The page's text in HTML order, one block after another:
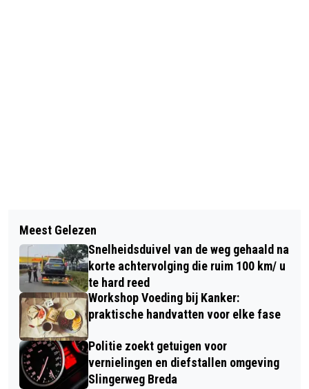
VORIG JAAR DRUKKER OP
NEDERLANDSE SNELWEGEN DAN JAAR
EERDER
BEELDEN SCHIETPARTIJ BIJ
SPORTSCHOOL IN BREDA IN
OPSPORING VERZOCHT
Meest Gelezen
Snelheidsduivel van de weg gehaald na
korte achtervolging die ruim 100 km/ u
te hard reed
Workshop Voeding bij Kanker:
praktische handvatten voor elke fase
Politie zoekt getuigen voor
vernielingen en diefstallen omgeving
Slingerweg Breda